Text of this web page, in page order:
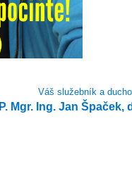
Váš služebník a
P. Mgr. Ing. Jan Špaček,